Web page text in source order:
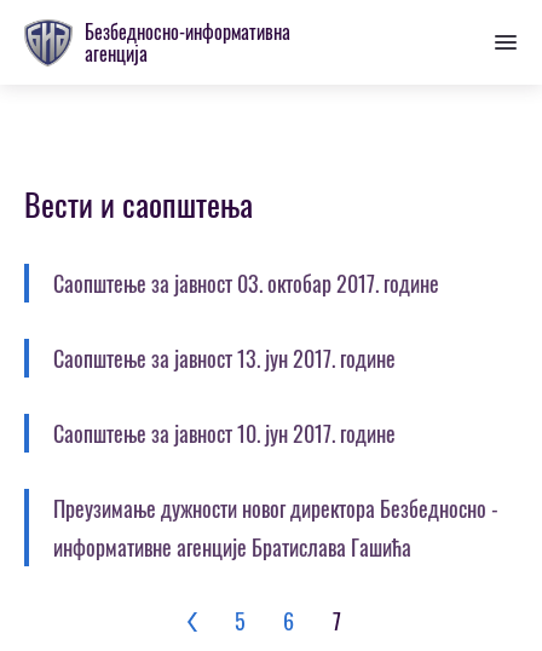
Пребаци
Безбедносно-информативна
агенција
Вести и саопштења
Саопштење за јавност 03. октобар 2017. године
Саопштење за јавност 13. јун 2017. године
Саопштење за јавност 10. јун 2017. године
Преузимање дужности новог директора Безбедносно -
информативне агенције Братислава Гашића
5 6 7